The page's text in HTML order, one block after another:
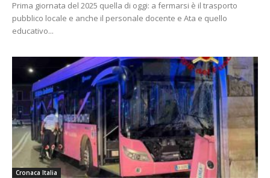
Prima giornata del 2025 quella di oggi: a fermarsi è il trasporto
pubblico locale e anche il personale docente e Ata e quello
educativo...
Cronaca Italia